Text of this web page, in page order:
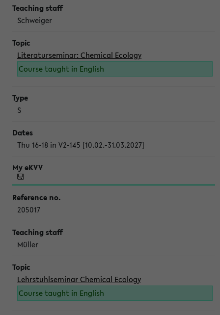
Schweiger
Literaturseminar: Chemical Ecology
Course taught in English
S
Thu 16-18 in V2-145 [10.02.-31.03.2027]
205017
Müller
Lehrstuhlseminar Chemical Ecology
Course taught in English